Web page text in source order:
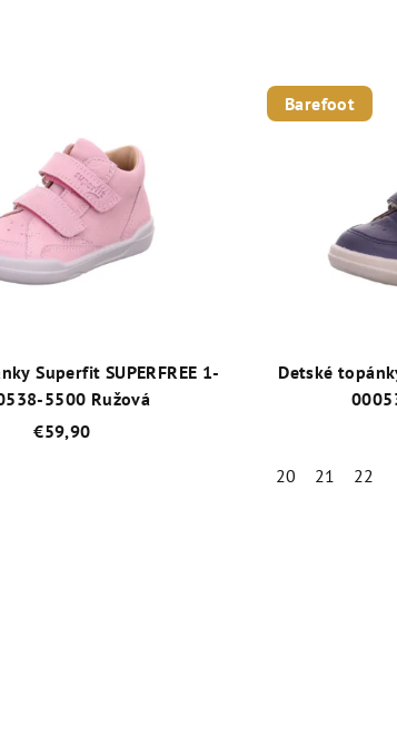
Superfit SUPERFREE 1-
5500 Ružová
€59,90
Barefoot
Detské
20
21 22